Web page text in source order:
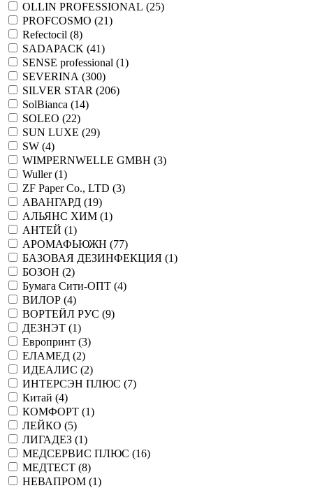
OLLIN PROFESSIONAL (25)
PROFCOSMO (21)
Refectocil (8)
SADAPACK (41)
SENSE professional (1)
SEVERINA (300)
SILVER STAR (206)
SolBianca (14)
SOLEO (22)
SUN LUXE (29)
SW (4)
WIMPERNWELLE GMBH (3)
Wuller (1)
ZF Paper Co., LTD (3)
АВАНГАРД (19)
АЛЬЯНС ХИМ (1)
АНТЕЙ (1)
АРОМАФЬЮЖН (77)
БАЗОВАЯ ДЕЗИНФЕКЦИЯ (1)
БОЗОН (2)
Бумага Сити-ОПТ (4)
ВИЛОР (4)
ВОРТЕЙЛ РУС (9)
ДЕЗНЭТ (1)
Европринт (3)
ЕЛАМЕД (2)
ИДЕАЛИС (2)
ИНТЕРСЭН ПЛЮС (7)
Китай (4)
КОМФОРТ (1)
ЛЕЙКО (5)
ЛИГАДЕЗ (1)
МЕДСЕРВИС ПЛЮС (16)
МЕДТЕСТ (8)
НЕВАПРОМ (1)